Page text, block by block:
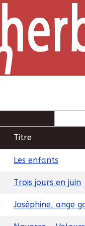
Titre
Les enfants
Trois jours en juin
Joséphine, ange